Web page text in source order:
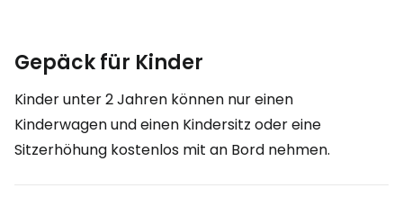
Gepäck für Kinder
Kinder unter 2 Jahren können nur einen
Kinderwagen und einen Kindersitz oder eine
Sitzerhöhung kostenlos mit an Bord nehmen.